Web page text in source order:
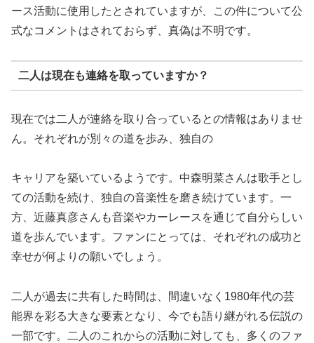
ース活動に使用したとされていますが、この件について公
式なコメントはされておらず、真偽は不明です。
二人は現在も連絡を取っていますか？
現在では二人が連絡を取り合っているとの情報はありませ
ん。それぞれが別々の道を歩み、独自の
キャリアを築いているようです。中森明菜さんは歌手とし
ての活動を続け、独自の音楽性を磨き続けています。一
方、近藤真彦さんも音楽やカーレースを通じて自分らしい
道を歩んでいます。ファンにとっては、それぞれの成功と
幸せが何よりの願いでしょう。
二人が過去に共有した時間は、間違いなく1980年代の芸
能界を彩る大きな要素となり、今でも語り継がれる伝説の
一部です。二人のこれからの活動に対しても、多くのファ